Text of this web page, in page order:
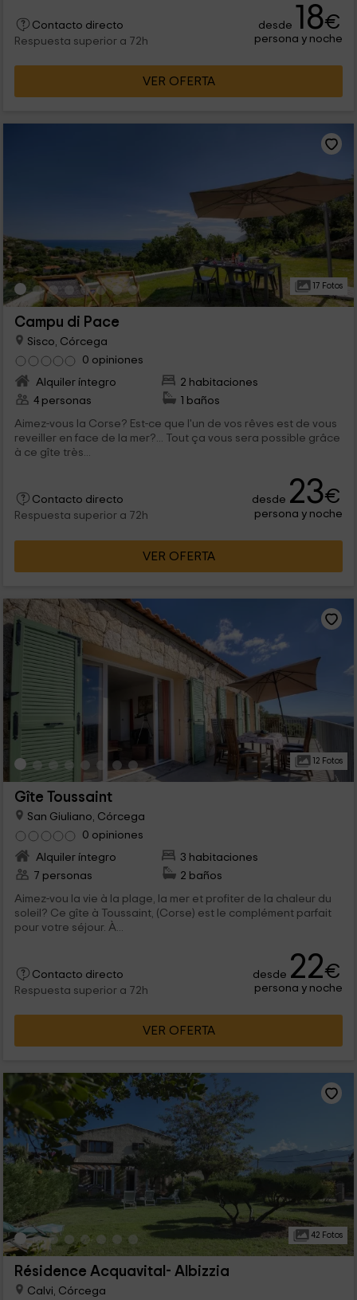
Contacto directo
Respuesta superior a 72h
desde 18€
persona y noche
VER OFERTA
17 Fotos
Campu di Pace
Sisco, Córcega
0 opiniones
Alquiler íntegro
2 habitaciones
4 personas
1 baños
Aimez-vous la Corse? Est-ce que l'un de vos rêves est de vous
reveiller en face de la mer?... Tout ça vous sera possible grâce
à ce gîte très...
Contacto directo
Respuesta superior a 72h
desde 23€
persona y noche
VER OFERTA
12 Fotos
Gîte Toussaint
San Giuliano, Córcega
0 opiniones
Alquiler íntegro
3 habitaciones
7 personas
2 baños
Aimez-vou la vie à la plage, la mer et profiter de la chaleur du
soleil? Ce gîte à Toussaint, (Corse) est le complément parfait
pour votre séjour. À...
Contacto directo
Respuesta superior a 72h
desde 22€
persona y noche
VER OFERTA
42 Fotos
Résidence Acquavital- Albizzia
Calvi, Córcega